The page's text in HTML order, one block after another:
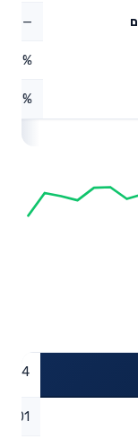
—
0.18%
1.94
0.01